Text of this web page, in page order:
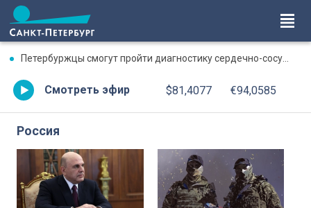
Петербуржцы смогут пройти диагностику сердечно-сосудистой системы в рамках акции «Трепетное сердце»
Смотреть эфир $81,4077 €94,0585
Россия